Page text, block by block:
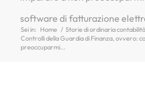
software di fatturazione
Sei in: Home / Storie di ordinaria contabilità
Controlli della Guardia di Finanza, ovvero:
preoccuparmi...